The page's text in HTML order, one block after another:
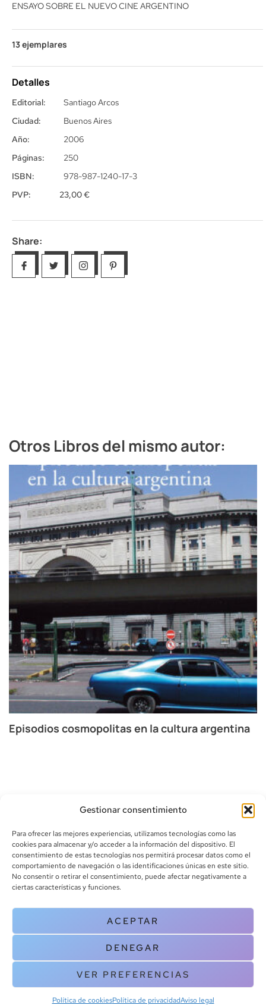
Gestionar consentimiento
Para ofrecer las mejores experiencias, utilizamos tecnologías como las
cookies para almacenar y/o acceder a la información del dispositivo. El
consentimiento de estas tecnologías nos permitirá procesar datos como el
comportamiento de navegación o las identificaciones únicas en este sitio.
No consentir o retirar el consentimiento, puede afectar negativamente a
ciertas características y funciones.
ACEPTAR
DENEGAR
VER PREFERENCIAS
Política de cookiesPolítica de privacidadAviso legal
ENSAYO SOBRE EL NUEVO CINE ARGENTINO
13 ejemplares
Detalles
Editorial:
Ciudad:
Año:
Páginas:
ISBN:
Santiago Arcos
Buenos Aires
2006
250
978-987-1240-17-3
PVP:
23,00€
Share:
Otros Libros del mismo autor:
Episodios cosmopolitas en la cultura argentina
info@canoalibros.com
pedidos@canoalibros.com
CONTACTO
Copyright © 2025 Canoa Libros. All Rights Reserved |
cookies|Política de privacidad|Terminos y condiciones| Aviso legal
| Contacto